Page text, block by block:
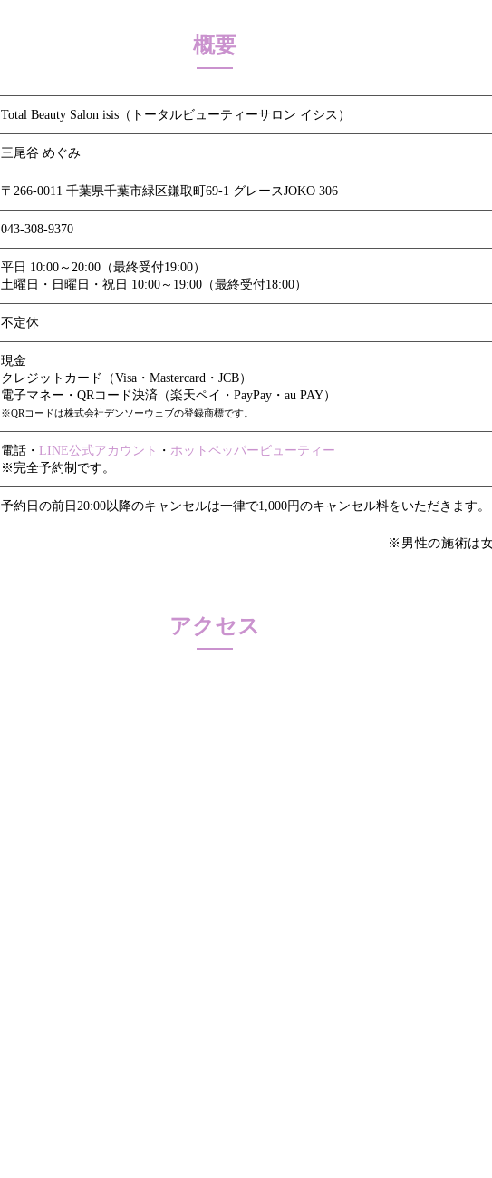
概要
Total Beauty Salon isis（トータルビューティーサロン イシス）
三尾谷 めぐみ
〒266-0011 千葉県千葉市緑区鎌取町69-1 グレースJOKO 306
043-308-9370
平日 10:00～20:00（最終受付19:00）
土曜日・日曜日・祝日 10:00～19:00（最終受付18:00）
不定休
現金
クレジットカード（Visa・Mastercard・JCB）
電子マネー・QRコード決済（楽天ペイ・PayPay・au PAY）
※QRコードは株式会社デンソーウェブの登録商標です。
電話・ LINE公式アカウント ・ ホットペッパービューティー
※完全予約制です。
予約日の前日20:00以降のキャンセルは一律で1,000円のキャンセル料をいただきます。
※男性の施術は
アクセス